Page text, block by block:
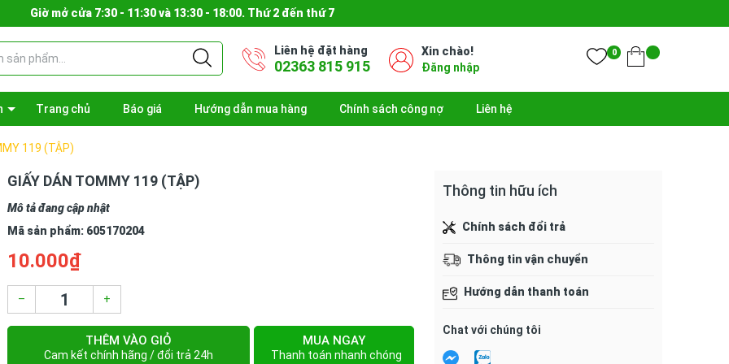
Giờ mở cửa 7:30 - 11:30 và 13:30 - 18:00. Thứ 2 đến thứ 7
Liên hệ đặt hàng
02363 815 915
Xin chào!
Đăng nhập
0
Trang chủ Báo giá Hướng dẫn mua hàng Chính sách công nợ Liên hệ
119 (TẬP)
GIẤY DÁN TOMMY 119 (TẬP)
Mô tả đang cập nhật
Mã sản phẩm: 605170204
10.000₫
– +
THÊM VÀO GIỎ
Cam kết chính hãng / đổi trả 24h
MUA NGAY
Thanh toán nhanh chóng
Thông tin hữu ích
Chính sách đổi trả
Thông tin vận chuyển
Hướng dẫn thanh toán
Chat với chúng tôi